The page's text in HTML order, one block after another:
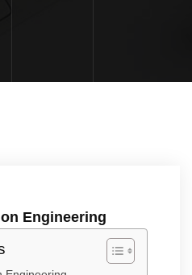
Engineering